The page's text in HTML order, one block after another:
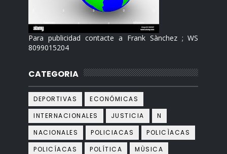
Para publicidad contacte a Frank Sànchez ; WS
8099015204
CATEGORIA
DEPORTIVAS
ECONÓMICAS
INTERNACIONALES
JUSTICIA
N
NACIONALES
POLICIACAS
POLICÌACAS
POLICÍACAS
POLÍTICA MÙSICA